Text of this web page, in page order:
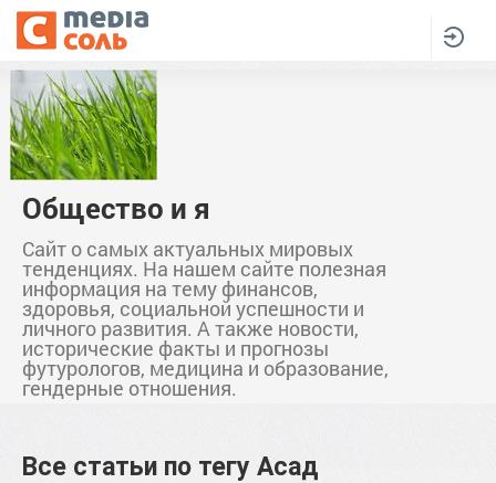
Общество и я
Сайт о самых актуальных мировых
тенденциях. На нашем сайте полезная
информация на тему финансов,
здоровья, социальной успешности и
личного развития. А также новости,
исторические факты и прогнозы
футурологов, медицина и образование,
гендерные отношения.
Все статьи по тегу Асад